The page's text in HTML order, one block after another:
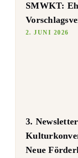
SMWKT:
2. JUNI 2026
3.
Neue